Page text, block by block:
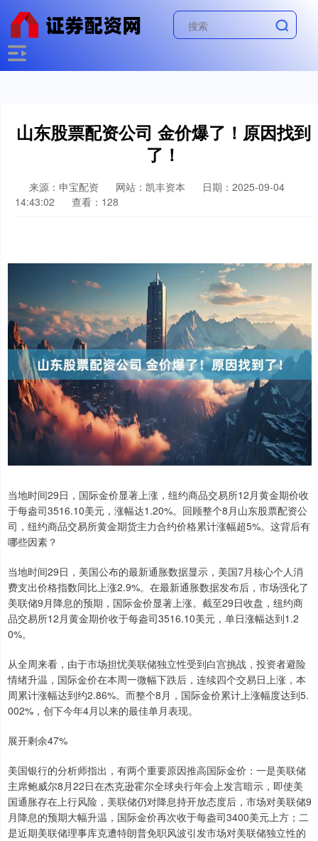
山东股票配资公司 金价爆了！原因找到
了！
来源：申宝配资 网站：凯丰资本
日期：2025-09-04
14:43:02
查看：128
当地时间29日，国际金价显著上涨，纽约商品交易所12月黄金期价收
于每盎司3516.10美元，涨幅达1.20%。回顾整个8月山东股票配资公
司，纽约商品交易所黄金期货主力合约价格累计涨幅超5%。这背后有
哪些因素？
当地时间29日，美国公布的最新通胀数据显示，美国7月核心个人消
费支出价格指数同比上涨2.9%。在最新通胀数据发布后，市场强化了
美联储9月降息的预期，国际金价显著上涨。截至29日收盘，纽约商
品交易所12月黄金期价收于每盎司3516.10美元，单日涨幅达到1.2
0%。
从全周来看，由于市场担忧美联储独立性受到白宫挑战，投资者避险
情绪升温，国际金价在本周一微幅下跌后，连续四个交易日上涨，本
周累计涨幅达到约2.86%。而整个8月，国际金价累计上涨幅度达到5.
002%，创下今年4月以来的最佳单月表现。
展开剩余47%
美国银行的分析师指出，有两个重要原因推高国际金价：一是美联储
主席鲍威尔8月22日在杰克逊霍尔全球央行年会上发言暗示，即使美
国通胀存在上行风险，美联储仍对降息持开放态度后，市场对美联储9
月降息的预期大幅升温，国际金价再次收于每盎司3400美元上方；二
是近期美联储理事库克遭特朗普免职风波引发市场对美联储独立性的